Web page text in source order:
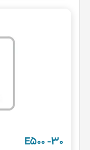
E500 -30